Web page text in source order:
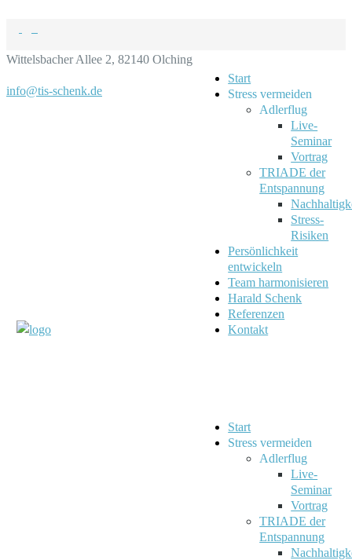
Wittelsbacher Allee 2, 82140 Olching
info@tis-schenk.de
Start
Stress vermeiden
Adlerflug
Live-
Seminar
Vortrag
TRIADE der
Entspannung
Stress-
Risiken
Persönlichkeit
entwickeln
Team harmonisieren
Harald Schenk
Referenzen
Kontakt
Start
Stress vermeiden
Adlerflug
Live-
Seminar
Vortrag
TRIADE der
Entspannung